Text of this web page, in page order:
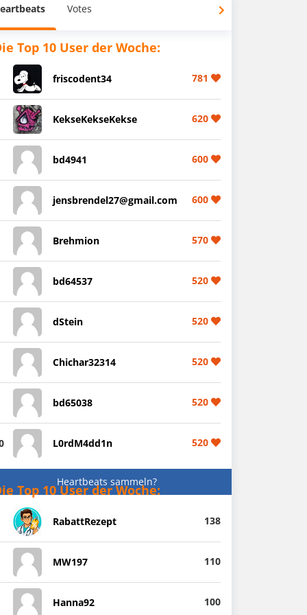
Votes
Top 10 User der Woche:
friscodent34 781
KekseKekseKekse 620
bd4941 600
jensbrendel27@gmail.com 600
Brehmion 570
bd64537 520
dStein 520
Chichar32314 520
bd65038 520
L0rdM4dd1n 520
Heartbeats sammeln?
Top 10 User der Woche:
RabattRezept 138
MW197 110
Hanna92 100